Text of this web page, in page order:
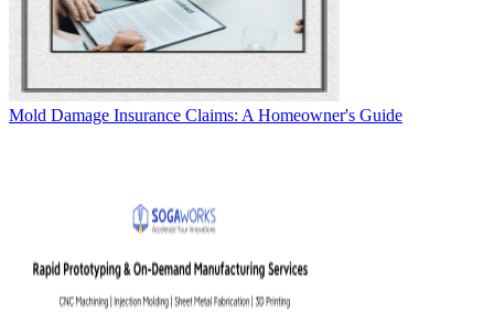
Mold Damage Insurance Claims: A Homeowner's Guide